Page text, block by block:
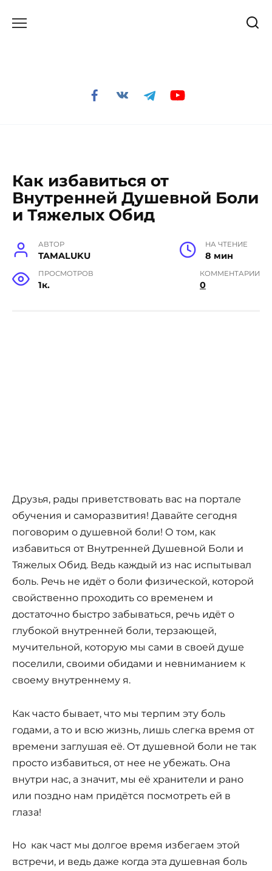
Как избавиться от
Внутренней Душевной Боли
и Тяжелых Обид
АВТОР
TAMALUKU
НА ЧТЕНИЕ
8 мин
ПРОСМОТРОВ
1к.
КОММЕНТАРИИ
0
Друзья, рады приветствовать вас на портале
обучения и саморазвития! Давайте сегодня
поговорим о душевной боли! О том, как
избавиться от Внутренней Душевной Боли и
Тяжелых Обид. Ведь каждый из нас испытывал
боль. Речь не идёт о боли физической, которой
свойственно проходить со временем и
достаточно быстро забываться, речь идёт о
глубокой внутренней боли, терзающей,
мучительной, которую мы сами в своей душе
поселили, своими обидами и невниманием к
своему внутреннему я.
Как часто бывает, что мы терпим эту боль
годами, а то и всю жизнь, лишь слегка время от
времени заглушая её. От душевной боли не так
просто избавиться, от нее не убежать. Она
внутри нас, а значит, мы её хранители и рано
или поздно нам придётся посмотреть ей в
глаза!
Но как част мы долгое время избегаем этой
встречи, и ведь даже когда эта душевная боль